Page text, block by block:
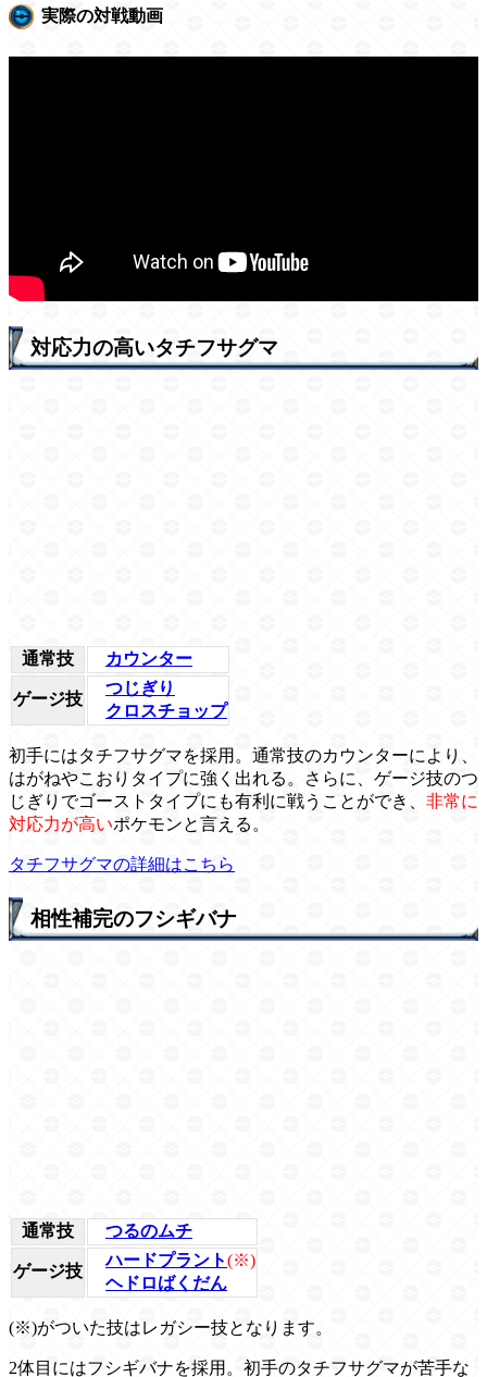
実際の対戦動画
対応力の高いタチフサグマ
通常技 カウンター
ゲージ技
つじぎり
クロスチョップ
初手にはタチフサグマを採用。通常技のカウンターにより、
はがねやこおりタイプに強く出れる。さらに、ゲージ技のつ
じぎりでゴーストタイプにも有利に戦うことができ、 非常に
対応力が高いポケモンと言える。
タチフサグマの詳細はこちら
相性補完のフシギバナ
通常技 つるのムチ
ゲージ技
ハードプラント(※)
ヘドロばくだん
(※)がついた技はレガシー技となります。
2体目にはフシギバナを採用。初手のタチフサグマが苦手な